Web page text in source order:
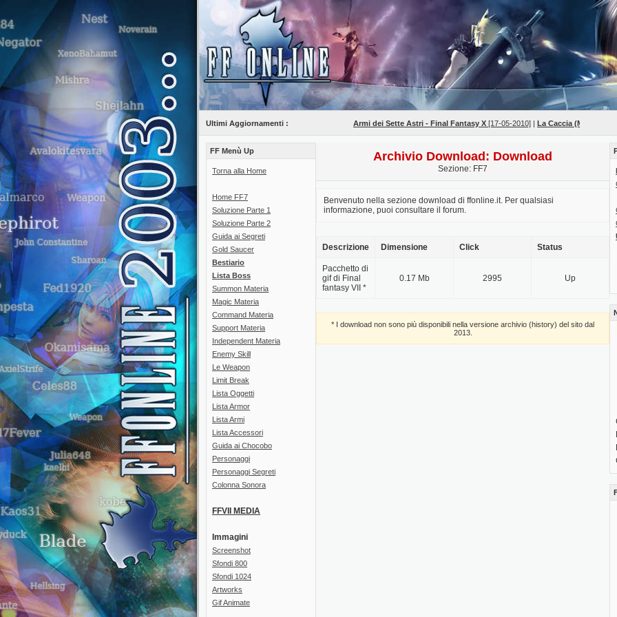
Ultimi Aggiornamenti : Armi dei Sette Astri - Final Fantasy X[17-05-2010]|La Caccia (Mob Hunts) -
FF Menù Up
Torna alla Home
Home FF7
Soluzione Parte 1
Soluzione Parte 2
Guida ai Segreti
Gold Saucer
Bestiario
Lista Boss
Summon Materia
Magic Materia
Command Materia
Support Materia
Independent Materia
Enemy Skill
Le Weapon
Limit Break
Lista Oggetti
Lista Armor
Lista Armi
Lista Accessori
Guida ai Chocobo
Personaggi
Personaggi Segreti
Colonna Sonora
FFVII MEDIA
Immagini
Screenshot
Sfondi 800
Sfondi 1024
Artworks
Gif Animate
Archivio Download: Download
Sezione: FF7
Benvenuto nella sezione download di ffonline.it. Per qualsiasi
informazione, puoi consultare il forum.
Descrizione Dimensione Click Status
Pacchetto di
gif di Final
fantasy VII *
0.17 Mb 2995 Up
* I download non sono più disponibili nella versione archivio (history) del sito dal
2013.